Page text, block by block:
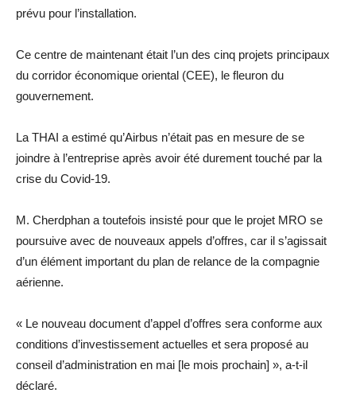
prévu pour l’installation.
Ce centre de maintenant était l’un des cinq projets principaux
du corridor économique oriental (CEE), le fleuron du
gouvernement.
La THAI a estimé qu’Airbus n’était pas en mesure de se
joindre à l’entreprise après avoir été durement touché par la
crise du Covid-19.
M. Cherdphan a toutefois insisté pour que le projet MRO se
poursuive avec de nouveaux appels d’offres, car il s’agissait
d’un élément important du plan de relance de la compagnie
aérienne.
« Le nouveau document d’appel d’offres sera conforme aux
conditions d’investissement actuelles et sera proposé au
conseil d’administration en mai [le mois prochain] », a-t-il
déclaré.